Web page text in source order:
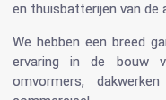
en thuisbatterijen van de
We hebben een breed
ervaring in de bouw
omvormers,